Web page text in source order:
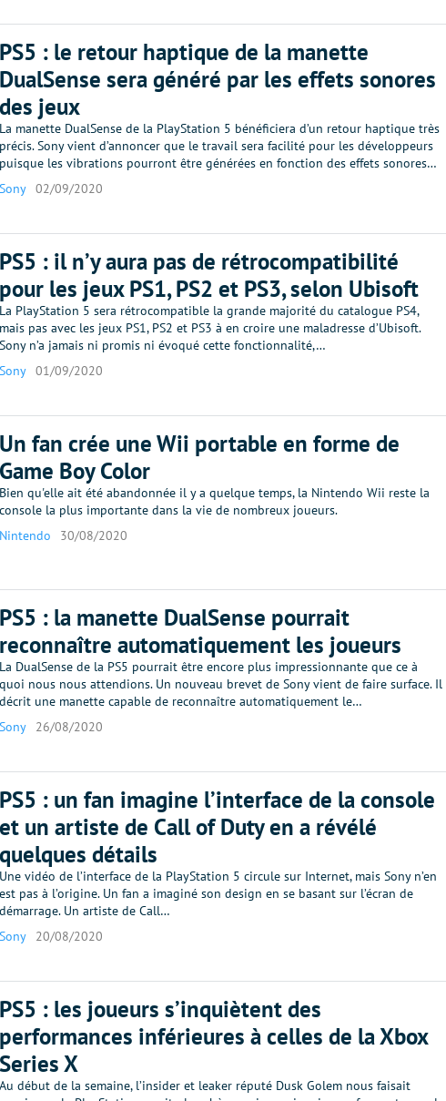
PS5 : le retour haptique de la manette
DualSense sera généré par les effets sonores
des jeux
La manette DualSense de la PlayStation 5 bénéficiera d’un retour haptique très
précis. Sony vient d’annoncer que le travail sera facilité pour les développeurs
puisque les vibrations pourront être générées en fonction des effets sonores…
Sony 02/09/2020
PS5 : il n’y aura pas de rétrocompatibilité
pour les jeux PS1, PS2 et PS3, selon Ubisoft
La PlayStation 5 sera rétrocompatible la grande majorité du catalogue PS4,
mais pas avec les jeux PS1, PS2 et PS3 à en croire une maladresse d’Ubisoft.
Sony n’a jamais ni promis ni évoqué cette fonctionnalité,…
Sony 01/09/2020
Un fan crée une Wii portable en forme de
Game Boy Color
Bien qu'elle ait été abandonnée il y a quelque temps, la Nintendo Wii reste la
console la plus importante dans la vie de nombreux joueurs.
Nintendo
30/08/2020
PS5 : la manette DualSense pourrait
reconnaître automatiquement les joueurs
La DualSense de la PS5 pourrait être encore plus impressionnante que ce à
quoi nous nous attendions. Un nouveau brevet de Sony vient de faire surface. Il
décrit une manette capable de reconnaître automatiquement le…
Sony
26/08/2020
PS5 : un fan imagine l’interface de la console
et un artiste de Call of Duty en a révélé
quelques détails
Une vidéo de l’interface de la PlayStation 5 circule sur Internet, mais Sony n’en
est pas à l’origine. Un fan a imaginé son design en se basant sur l’écran de
démarrage. Un artiste de Call…
Sony
20/08/2020
PS5 : les joueurs s’inquiètent des
performances inférieures à celles de la Xbox
Series X
Au début de la semaine, l’insider et leaker réputé Dusk Golem nous faisait